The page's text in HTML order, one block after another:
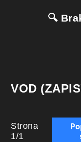
🔍
VOD
Strona
1/1